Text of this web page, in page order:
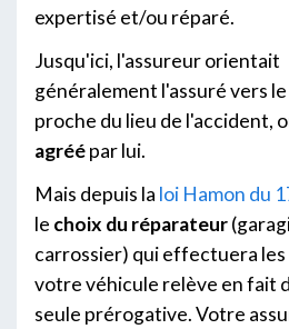
expertisé et/ou réparé.
Jusqu'ici, l'assureur orientait
généralement l'assuré vers
proche du lieu de l'accident,
agréépar lui.
Mais depuis la loi Hamon du
le choix du réparateur
carrossier) qui effectuera
votre véhicule relève en fait
seule prérogative. Votre